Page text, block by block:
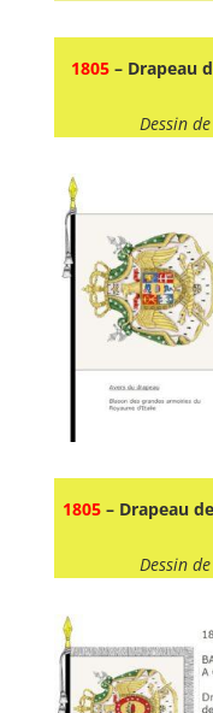
1805– Drapeau
Dessin
1805– Drapeau
Dessin